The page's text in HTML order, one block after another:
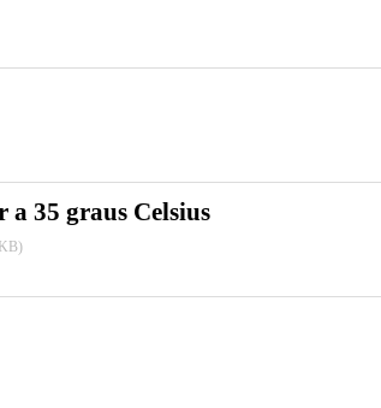
35 graus Celsius